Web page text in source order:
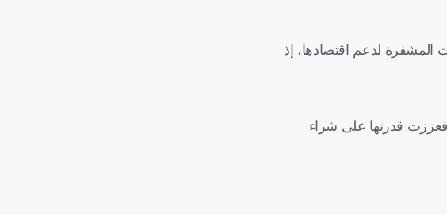
في استخدام العملات المشفرة لدعم اقتصادها، إذ
120 مليون يورو منذ بداية الغزو، فعززت قدرتها على شراء